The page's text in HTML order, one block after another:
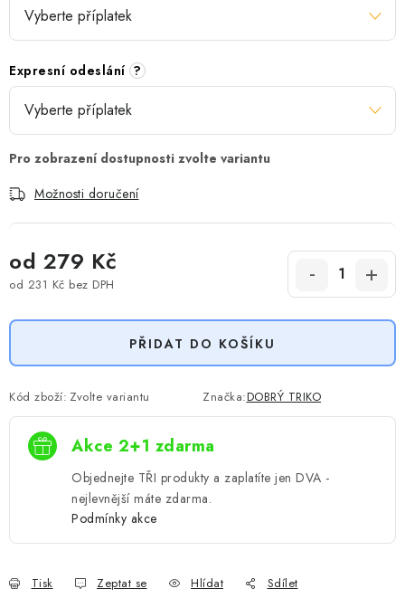
Expresní odeslání ?
Možnosti doručení
od 279 Kč
od 231 Kč bez DPH
PŘIDAT DO KOŠÍKU
Kód zboží: Zvolte variantu Značka:DOBRÝ TRIKO
Akce 2+1 zdarma
Objednejte TŘI produkty a zaplatíte jen DVA -
nejlevnější máte zdarma.
Podmínky akce
Tisk Zeptat se Hlídat Sdílet